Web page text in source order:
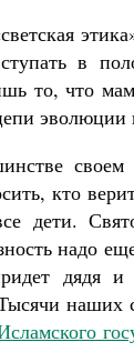
в
то, что
эволюции
своем
кто
дети.
надо
дядя
наших